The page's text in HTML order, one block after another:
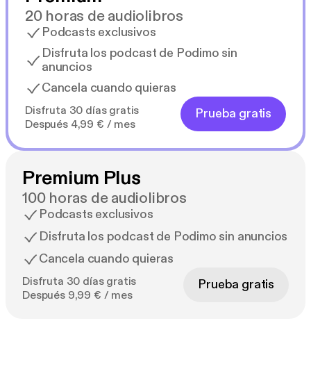
20 horas de audiolibros
Podcasts exclusivos
Disfruta los podcast de Podimo sin
anuncios
Cancela cuando quieras
Disfruta 30 días gratis
Después 4,99 € / mes
Prueba gratis
Premium Plus
100 horas de audiolibros
Podcasts exclusivos
Disfruta los podcast de Podimo sin anuncios
Cancela cuando quieras
Disfruta 30 días gratis
Después 9,99 € / mes
Prueba gratis